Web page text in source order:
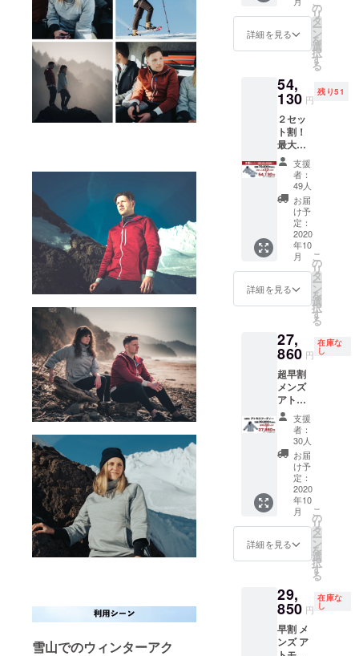
雪山でのウィンターアク
あった
変更を
プロ
者へ連
絡しな
かった
再配送
または
転送と
での配
送とな
ので、
予めご
了承下
さい。
・受け
取らな
かった
・入力
した住
所に誤
りが
あった
変更を
プロ
者へ連
絡しな
かった
デザイ
ン、仕
様につ
変更に
なる場
ざいま
す。ご
了承く
ださ
い。 ※
以下の
ような
支援者
様都合
により
再配送
または
転送と
なった
送とな
ります
ので、
予めご
了承下
さい。
・受け
取らな
かった
・入力
した住
所に誤
りが
あった
・住所
プロ
ジェク
絡しな
かった
ズ表を
ご確認
の上、
お選び
ようお
願いい
たしま
す。 ※
価格は
送料・
消費税
込みで
す ※配
送時
期：
2020年
10月末
予定 ・
一部の
デザイ
ン、仕
告なく
変更に
合がご
ざいま
す。ご
了承く
ださ
い。 ※
以下の
ような
支援者
様都合
により
再配送
または
転送と
での配
送とな
ります
ので、
予めご
詳細を見る
の
リ
タ
ー
ン
を
選
択
す
る
54,
130 円
残り51
２セッ
ト割！
最大割
引率！
アトモ
スフー
ディー
・プル
オー
バー組
み合わ
せ自
由！ ※
１度ま
でサイ
イズ表
をご確
認の
上、お
選びい
ただき
ますよ
うお願
いいた
しま
す。 ※
価格は
送料・
消費税
込みで
す ※配
送時
予定 ・
一部の
ン、仕
様につ
支援
者：
49人
お届
け予
定：
2020
年10
月
詳細を見る
こ
の
リ
タ
ー
ン
を
選
択
す
る
27,
860 円
在庫な
し
超早割
メンズ
アトモ
スフー
ディー
１着 ※
１度ま
でサイ
ズ交換
可能 サ
イズ表
をご確
認の
上、お
選びい
うお願
いいた
しま
す。 ※
価格は
支援
者：
30人
お届
け予
定：
2020
年10
月
詳細を見る
こ
の
リ
タ
ー
ン
を
選
択
す
る
29,
850 円
在庫な
し
早割 メ
ンズ ア